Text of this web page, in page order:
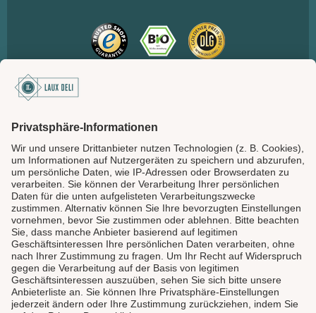
SICHER BEZAHLEN
LAUX DELI
SERVICE